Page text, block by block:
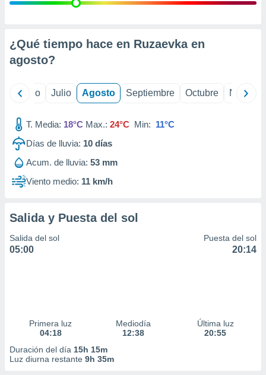
e
mediante
de
1199
¿Qué tiempo hace en Ruzaevka en
agosto?
Junio Julio Agosto Septiembre Octubre
T. Media: 18°C Max.: 24°C Min: 11°C
Días de lluvia: 10 días
Acum. de lluvia: 53 mm
Viento medio: 11 km/h
Salida y Puesta del sol
Salida del sol
05:00
Puesta del sol
20:14
Primera luz
04:18
Mediodía
12:38
Última luz
20:55
Duración del día 15h 15m
Luz diurna restante 9h 35m